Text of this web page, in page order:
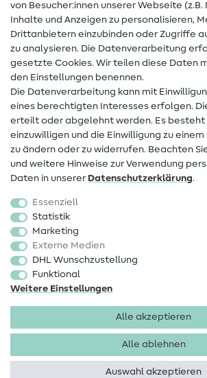
Hilfe & Kontakt
Kontakt
Infos zum Betreiberwechsel
Widerrufsrecht
Beliebt
Stoffe
Sale
Schnittmuster
von Besucher:innen unserer Webseite (z.B.
Inhalte und Anzeigen zu personalisieren,
Drittanbietern einzubinden oder Zugriffe
zu analysieren. Die Datenverarbeitung
gesetzte Cookies. Wir teilen diese Daten
den Einstellungen benennen.
Die Datenverarbeitung kann mit
eines berechtigten Interesses erfolgen.
erteilt oder abgelehnt werden. Es besteht
einzuwilligen und die Einwilligung zu
zu ändern oder zu widerrufen. Beachten
und weitere Hinweise zur Verwendung
Daten in unserer Daten­schutz­erklärung.
Essenziell
Statistik
Marketing
Externe Medien
DHL Wunschzustellung
Funktional
Weitere Einstellungen
Alle akzeptieren
Alle ablehnen
Auswahl akzeptieren
Impressum Datenschutz
AGB